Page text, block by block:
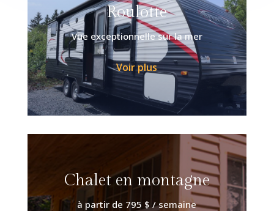
Roulotte
Vue exceptionnelle sur la mer
Voir plus
Chalet en montagne
à partir de 795 $ / semaine